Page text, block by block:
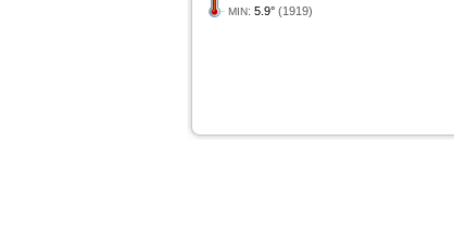
MIN: 5.9° (1919)